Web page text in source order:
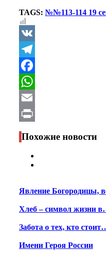
TAGS: №№113-114 19
VK
Telegram
Facebook
WhatsApp
Email
Print
Похожие новости
Явление Богородицы,
Хлеб – символ жизни
Забота о тех, кто
Имени Героя России